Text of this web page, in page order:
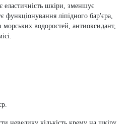
еластичність шкіри, зменшує
функціонування ліпідного бар'єра,
морських водоростей, антиоксидант,